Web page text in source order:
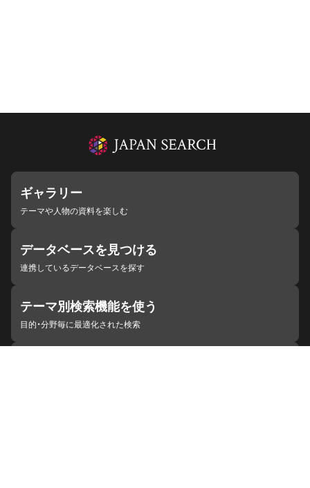
ギャラリー
テーマや人物の資料を楽しむ
データベースを見つける
連携しているデータベースを探す
テーマ別検索機能を使う
目的・分野毎に最適化された検索